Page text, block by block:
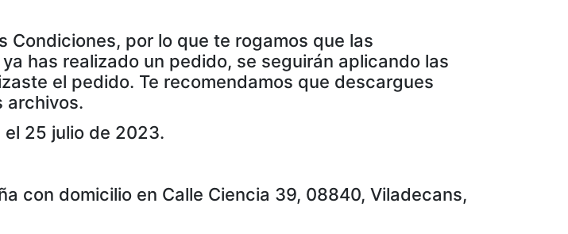
Condiciones, por lo que te rogamos que las
has realizado un pedido, se seguirán aplicando las
el pedido. Te recomendamos que descargues
archivos.
25 julio de 2023.
con domicilio en Calle Ciencia 39, 08840, Viladecans,